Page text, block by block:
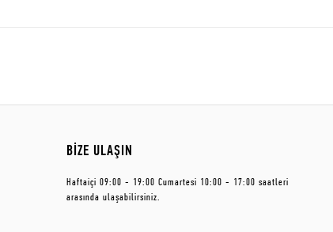
BİZE ULAŞIN
Haftaiçi 09:00 - 19:00 Cumartesi 10:00 - 17:00 saatleri
arasında ulaşabilirsiniz.